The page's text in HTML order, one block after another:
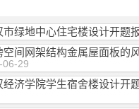
市绿地中心住宅楼设计开题
空间网架结构金属屋面板的
06-29
经济学院学生宿舍楼设计开